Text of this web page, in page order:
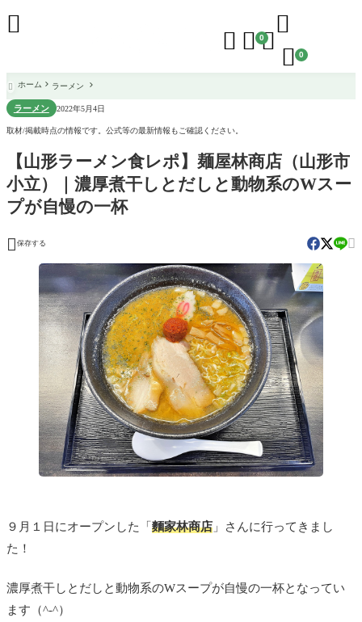
  0

 0

 ホーム ラーメン
ラーメン 2022年5月4日
取材/掲載時点の情報です。公式等の最新情報もご確認ください。
【山形ラーメン食レポ】麺屋林商店（山形市
小立）｜濃厚煮干しとだしと動物系のWスー
プが自慢の一杯
 保存する 
９月１日にオープンした「 麵家林商店 」さんに行ってきまし
た！
濃厚煮干しとだしと動物系のWスープが自慢の一杯となってい
ます（^-^）